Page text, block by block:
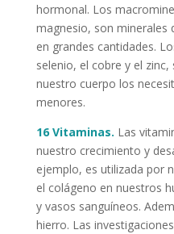
hormonal. Los
magnesio, son minerales
en grandes cantidades.
selenio, el cobre y el
nuestro cuerpo los
menores.
16 Vitaminas. Las
nuestro crecimiento y
ejemplo, es utilizada por
el colágeno en nuestros
y vasos sanguíneos.
hierro. Las